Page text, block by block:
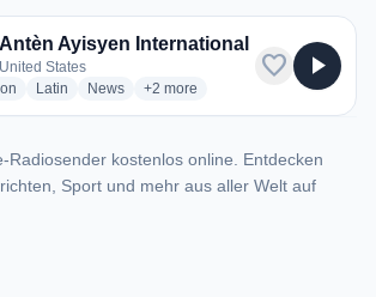
Apache
Ayisyen International
States
radio stations
Latin radio stations
Newsradio stations
+2 more genres for Radio Antèn
more
favorite play_arrow
Radiosender kostenlos online. Entdecken
Sport und mehr aus aller Welt auf